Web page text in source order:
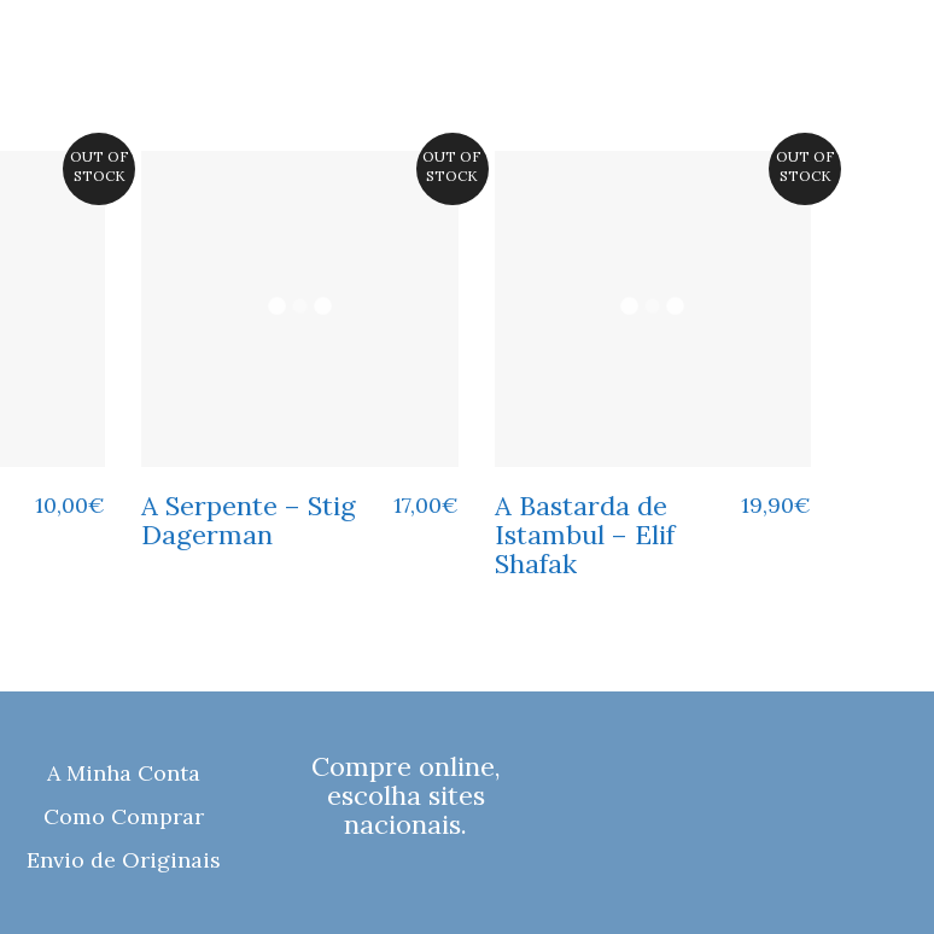
OUT OF
STOCK
10,00€
OUT OF
STOCK
A Serpente – Stig
Dagerman
17,00€
OUT OF
STOCK
A Bastarda de
Istambul – Elif
Shafak
19,90€
A Minha Conta
Como Comprar
Envio de Originais
Compre online,
escolha sites
nacionais.